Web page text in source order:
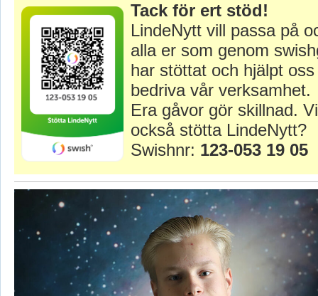
Tack för ert stöd!
LindeNytt vill passa på
alla er som genom
har stöttat och hjälpt
bedriva vår verksamhet.
Era gåvor gör skillnad.
också stötta LindeNytt?
Swishnr: 123-053 19 05